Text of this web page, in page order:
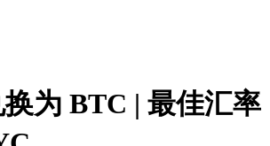
为 BTC | 最佳汇率